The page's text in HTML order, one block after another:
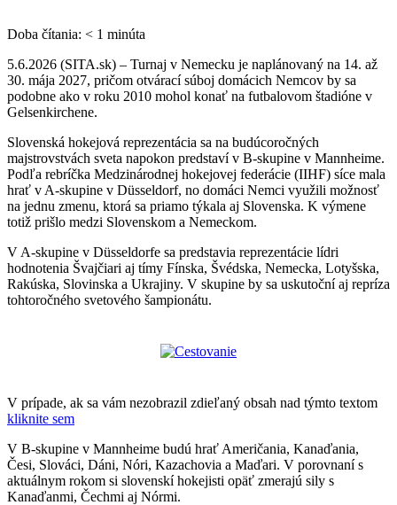
Doba čítania: < 1 minúta
5.6.2026 (SITA.sk) – Turnaj v Nemecku je naplánovaný na 14. až
30. mája 2027, pričom otvárací súboj domácich Nemcov by sa
podobne ako v roku 2010 mohol konať na futbalovom štadióne v
Gelsenkirchene.
Slovenská hokejová reprezentácia sa na budúcoročných
majstrovstvách sveta napokon predstaví v B-skupine v Mannheime.
Podľa rebríčka Medzinárodnej hokejovej federácie (IIHF) síce mala
hrať v A-skupine v Düsseldorf, no domáci Nemci využili možnosť
na jednu zmenu, ktorá sa priamo týkala aj Slovenska. K výmene
totiž prišlo medzi Slovenskom a Nemeckom.
V A-skupine v Düsseldorfe sa predstavia reprezentácie lídri
hodnotenia Švajčiari aj tímy Fínska, Švédska, Nemecka, Lotyšska,
Rakúska, Slovinska a Ukrajiny. V skupine by sa uskutoční aj repríza
tohtoročného svetového šampionátu.
V prípade, ak sa vám nezobrazil zdieľaný obsah nad týmto textom
kliknite sem
V B-skupine v Mannheime budú hrať Američania, Kanaďania,
Česi, Slováci, Dáni, Nóri, Kazachovia a Maďari. V porovnaní s
aktuálnym rokom si slovenskí hokejisti opäť zmerajú sily s
Kanaďanmi, Čechmi aj Nórmi.